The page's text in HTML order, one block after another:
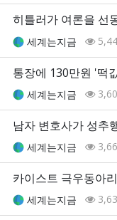
히틀러가 여론을 선
세계는지금
통장에 130만원 '떡
세계는지금
남자 변호사가 성추
세계는지금
카이스트 극우동아
세계는지금